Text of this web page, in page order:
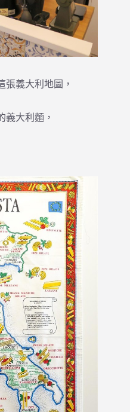
張義大利地圖，
義大利麵，